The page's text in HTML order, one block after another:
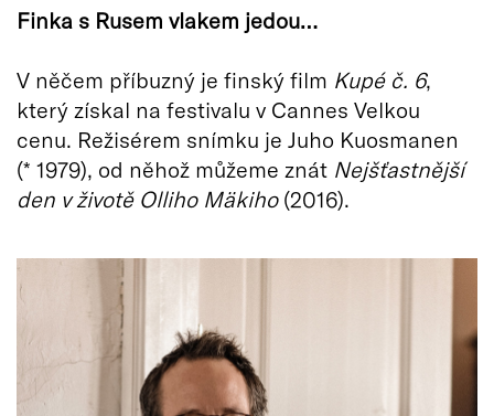
Finka s Rusem vlakem jedou…
V něčem příbuzný je finský film Kupé č. 6,
který získal na festivalu v Cannes Velkou
cenu. Režisérem snímku je Juho Kuosmanen
(* 1979), od něhož můžeme znát Nejšťastnější
den v životě Olliho Mäkiho(2016).